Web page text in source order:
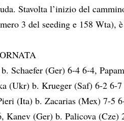
Stavolta l’inizio del
3 del seeding e 158 Wta),
Schaefer (Ger) 6-4 6-4,
(Ukr) b. Krueger (Saf) 6-2 6-
(Ita) b. Zacarias (Mex) 7-5
Kanev (Ger) b. Palicova (Cze)